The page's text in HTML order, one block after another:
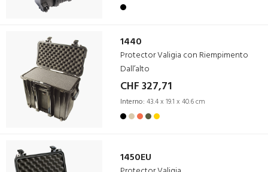
1440
Protector Valigia con Riempimento
Dall’alto
CHF 327,71
Interno: 43.4 x 19.1 x 40.6 cm
1450EU